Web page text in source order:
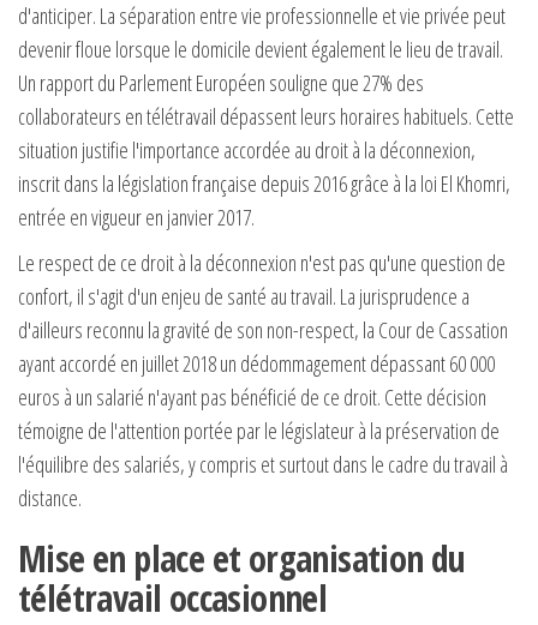
d'anticiper. La séparation entre vie professionnelle et vie privée peut
devenir floue lorsque le domicile devient également le lieu de travail.
Un rapport du Parlement Européen souligne que 27% des
collaborateurs en télétravail dépassent leurs horaires habituels. Cette
situation justifie l'importance accordée au droit à la déconnexion,
inscrit dans la législation française depuis 2016 grâce à la loi El Khomri,
entrée en vigueur en janvier 2017.
Le respect de ce droit à la déconnexion n'est pas qu'une question de
confort, il s'agit d'un enjeu de santé au travail. La jurisprudence a
d'ailleurs reconnu la gravité de son non-respect, la Cour de Cassation
ayant accordé en juillet 2018 un dédommagement dépassant 60 000
euros à un salarié n'ayant pas bénéficié de ce droit. Cette décision
témoigne de l'attention portée par le législateur à la préservation de
l'équilibre des salariés, y compris et surtout dans le cadre du travail à
distance.
Mise en place et organisation du
télétravail occasionnel